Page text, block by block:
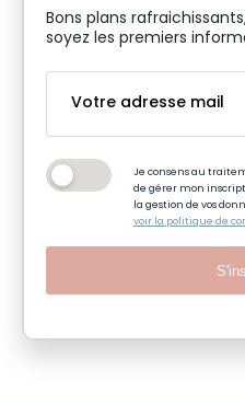
Bons plans
soyez les premiers
Je consens au
de gérer mon
la gestion de vos
voir la politique de